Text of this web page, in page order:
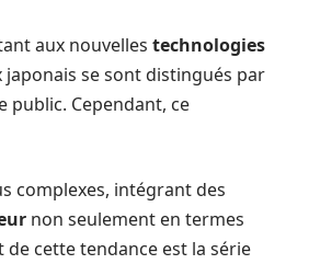
aux nouvelles technologies
se sont distingués par
public. Cependant, ce
complexes, intégrant des
non seulement en termes
cette tendance est la série